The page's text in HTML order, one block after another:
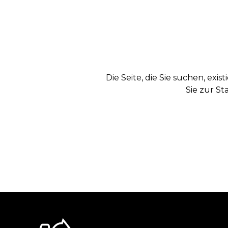
Die Seite, die Sie suchen,
Sie zur